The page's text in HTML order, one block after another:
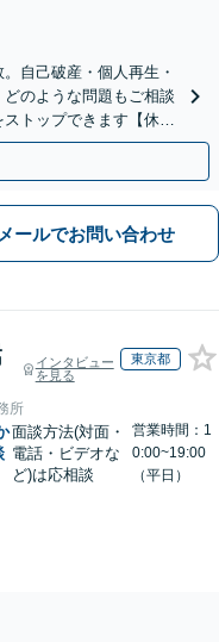
自己破産・個人再生・
のような問題もご相談
トップできます【休
無料】
メールでお問い合わせ
インタビュー
を見る
東京都
所
面談方法(対面・
電話・ビデオな
ど)は応相談
営業時間：1
0:00~19:00
（平日）